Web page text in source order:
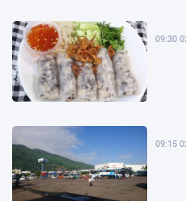
09:30
09:15